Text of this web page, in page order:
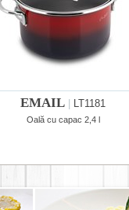
EMAIL LT1181
Oală cu capac 2,4 l